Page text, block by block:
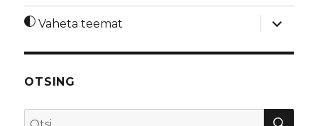
Vaheta teemat
laienda
OTSING
Otsi: